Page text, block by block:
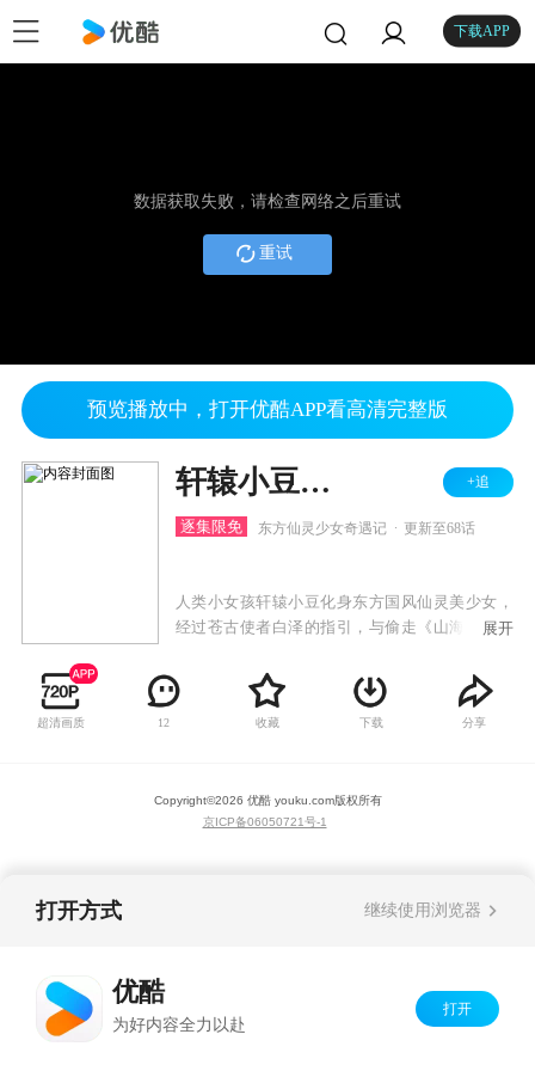
下载APP
数据获取失败，请检查网络之后重试
重试
预览播放中，打开优酷APP看高清完整版
轩辕小豆之山海奇缘 +追
逐集限免 东方仙灵少女奇遇记 更新至68话
人类小女孩轩辕小豆化身东方国风仙灵美少女，
经过苍古使者白泽的指引，与偷走《山海卷轴之
展开
超清画质 12 收藏 下载 分享
Copyright©2026 优酷 youku.com版权所有
京ICP备06050721号-1
打开方式 继续使用浏览器
优酷
为好内容全力以赴
打开